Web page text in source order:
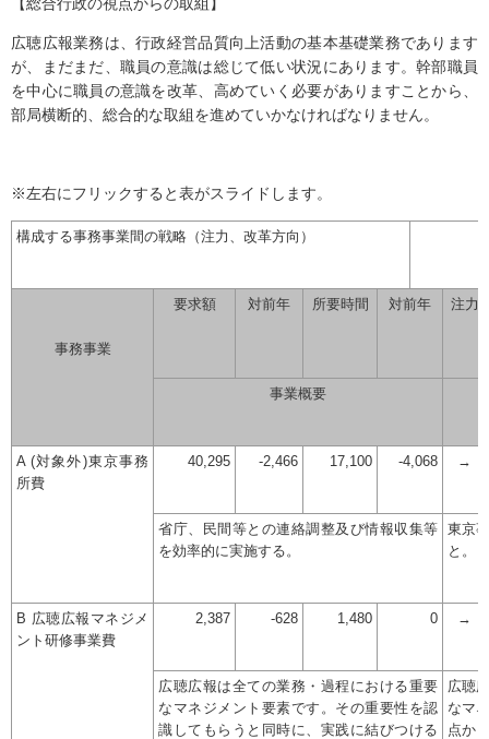
広聴広報業務は、行政経営品質向上活動の基本基礎業務であります
が、まだまだ、職員の意識は総じて低い状況にあります。幹部職員
を中心に職員の意識を改革、高めていく必要がありますことから、
部局横断的、総合的な取組を進めていかなければなりません。
※左右にフリックすると表がスライドします。
構成する事務事業間の戦略（注力、改革方向）
事務事業
要求額 対前年 所要時間 対前年 注力
事業概要
A (対象外)東京事務
所費
40,295 -2,466 17,100 -4,068 →
省庁、民間等との連絡調整及び情報収集等
を効率的に実施する。
東京
と。
B 広聴広報マネジメ
ント研修事業費
2,387 -628 1,480 0 →
広聴広報は全ての業務・過程における重要
なマネジメント要素です。その重要性を認
識してもらうと同時に、実践に結びつける
広聴
なマ
点か